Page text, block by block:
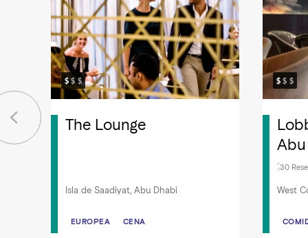
The Lounge
Isla de Saadiyat, Abu Dhabi
EUROPEA CENA
EUROPEA CENA
30
West